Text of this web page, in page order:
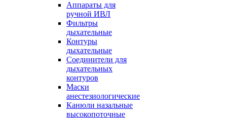
Аппараты для
ручной ИВЛ
Фильтры
дыхательные
Контуры
дыхательные
Соединители для
дыхательных
контуров
Маски
анестезиологические
Канюли назальные
высокопоточные